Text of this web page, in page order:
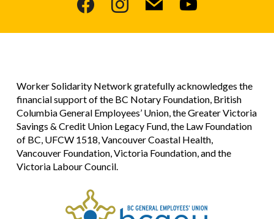
Worker Solidarity Network gratefully acknowledges the
financial support of the BC Notary Foundation, British
Columbia General Employees’ Union, the Greater Victoria
Savings & Credit Union Legacy Fund, the Law Foundation
of BC, UFCW 1518, Vancouver Coastal Health,
Vancouver Foundation, Victoria Foundation, and the
Victoria Labour Council.